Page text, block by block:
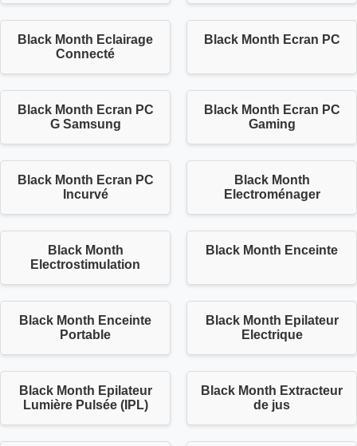
Black Month Eclairage
Connecté
Black Month Ecran PC
Black Month Ecran PC
G Samsung
Black Month Ecran PC
Gaming
Black Month Ecran PC
Incurvé
Black Month
Electroménager
Black Month
Electrostimulation
Black Month Enceinte
Black Month Enceinte
Portable
Black Month Epilateur
Electrique
Black Month Epilateur
Lumière Pulsée (IPL)
Black Month Extracteur
de jus